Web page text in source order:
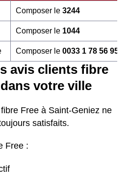
Composer le 3244
Composer le 1044
Composer le 0033 1 78 56 95 60
avis clients fibre
votre ville
Free à Saint-Geniez ne
satisfaits.
Free :